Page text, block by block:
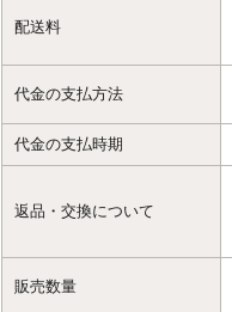
配送料
代金の支払方法
代金の支払時期
返品・交換について
販売数量